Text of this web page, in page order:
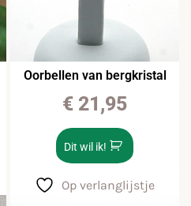
Oorbellen van bergkristal
€ 21,95
Dit wil ik!
Op verlanglijstje